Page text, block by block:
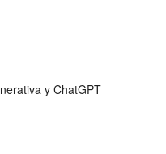
y ChatGPT